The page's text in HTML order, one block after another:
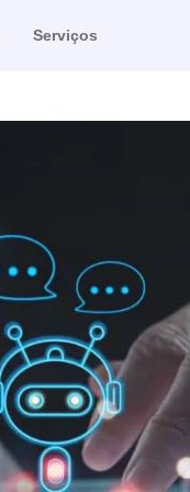
Serviços